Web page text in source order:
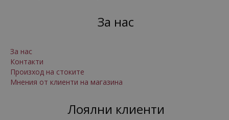
За нас
За нас
Контакти
Произход на стоките
Мнения от клиенти на магазина
Лоялни клиенти